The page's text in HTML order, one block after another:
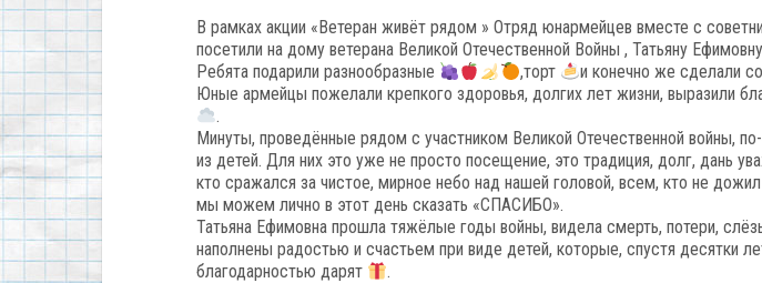
В рамках акции «Ветеран живёт рядом » Отряд юнармейцев вместе с
посетили на дому ветерана Великой Отечественной Войны , Татьяну
Ребята подарили разнообразные
,торт
и конечно же сделали
Юные армейцы пожелали крепкого здоровья, долгих лет жизни, выразили
.
Минуты, проведённые рядом с участником Великой Отечественной войны,
из детей. Для них это уже не просто посещение, это традиция, долг, дань
кто сражался за чистое, мирное небо над нашей головой, всем, кто не
мы можем лично в этот день сказать «СПАСИБО».
Татьяна Ефимовна прошла тяжёлые годы войны, видела смерть, потери,
наполнены радостью и счастьем при виде детей, которые, спустя десятки
благодарностью дарят
.